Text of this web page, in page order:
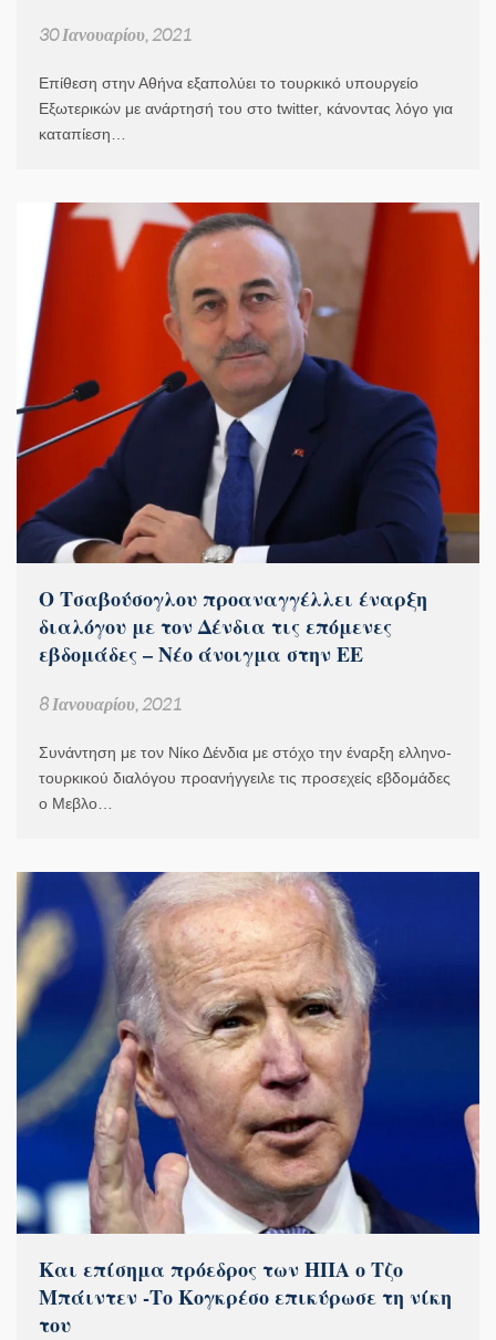
30 Ιανουαρίου, 2021
Επίθεση στην Αθήνα εξαπολύει το τουρκικό υπουργείο
Εξωτερικών με ανάρτησή του στο twitter, κάνοντας λόγο για
καταπίεση…
Ο Τσαβούσογλου προαναγγέλλει έναρξη
διαλόγου με τον Δένδια τις επόμενες
εβδομάδες – Νέο άνοιγμα στην ΕΕ
8 Ιανουαρίου, 2021
Συνάντηση με τον Νίκο Δένδια με στόχο την έναρξη ελληνο-
τουρκικού διαλόγου προανήγγειλε τις προσεχείς εβδομάδες
ο Μεβλο…
Και επίσημα πρόεδρος των ΗΠΑ ο Τζο
Μπάιντεν -Το Κογκρέσο επικύρωσε τη νίκη
του